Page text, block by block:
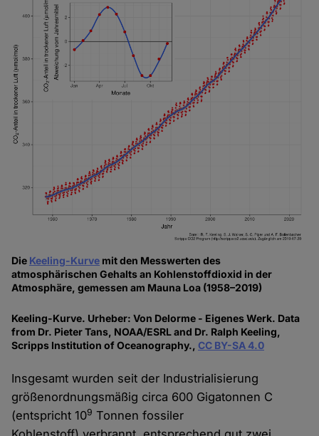
Die Keeling-Kurve mit den Messwerten des
atmosphärischen Gehalts an Kohlenstoffdioxid in der
Atmosphäre, gemessen am Mauna Loa (1958–2019)
Keeling-Kurve. Urheber: Von Delorme - Eigenes Werk. Data
from Dr. Pieter Tans, NOAA/ESRL and Dr. Ralph Keeling,
Scripps Institution of Oceanography.,CC BY-SA 4.0
Insgesamt wurden seit der Industrialisierung
größenordnungsmäßig circa 600 Gigatonnen C
(entspricht 109 Tonnen fossiler